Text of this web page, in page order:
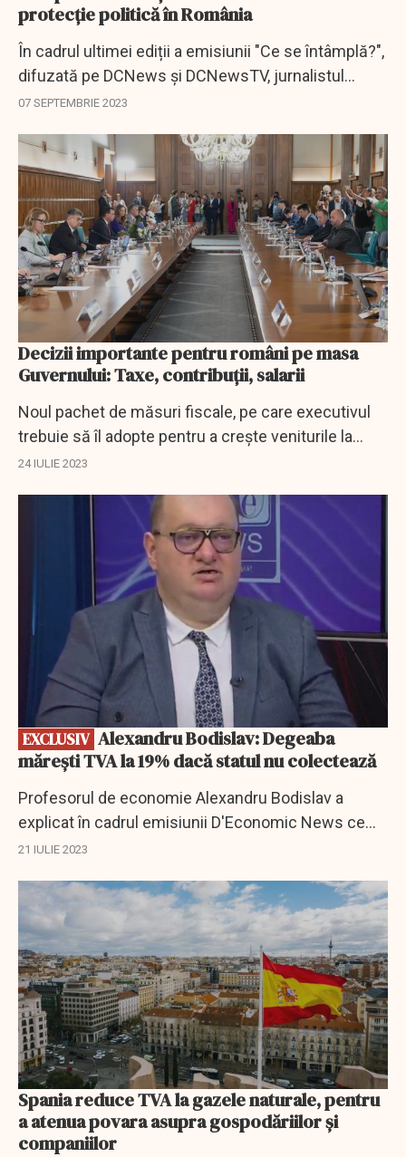
protecție politică în România
În cadrul ultimei ediții a emisiunii "Ce se întâmplă?",
difuzată pe DCNews și DCNewsTV, jurnalistul
Răzvan Dumitrescu l-a avut ca invitat pe
07 SEPTEMBRIE 2023
Decizii importante pentru români pe masa
Guvernului: Taxe, contribuții, salarii
Noul pachet de măsuri fiscale, pe care executivul
trebuie să îl adopte pentru a creşte veniturile la
bugetul de stat, va fi discutat, astăzi, în şedinţa
24 IULIE 2023
EXCLUSIV
EXCLUSIV
mărești TVA la 19% dacă statul nu colectează
Profesorul de economie Alexandru Bodislav a
explicat în cadrul emisiunii D'Economic News ce
înseamnă creșterea la 19% a TVA.
21 IULIE 2023
Spania reduce TVA la gazele naturale, pentru
a atenua povara asupra gospodăriilor şi
companiilor